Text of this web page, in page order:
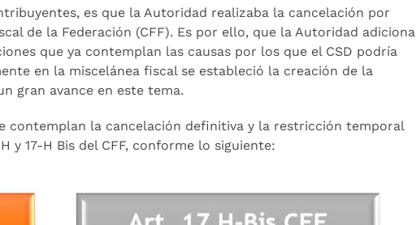
es que la Autoridad realizaba la cancelación por
de la Federación (CFF). Es por ello, que la Autoridad adiciona
que ya contemplan las causas por los que el CSD podría
en la miscelánea fiscal se estableció la creación de la
gran avance en este tema.
contemplan la cancelación definitiva y la restricción temporal
y 17-H Bis del CFF, conforme lo siguiente: